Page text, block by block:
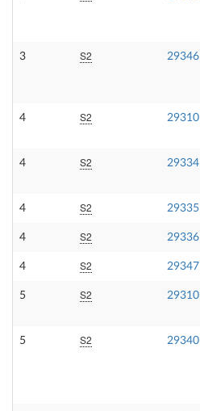
3 S2 29346
4 S2 29310
4 S2 29334
4 S2 29335
4 S2 29336
4 S2 29347
5 S2 29310
5 S2 29340